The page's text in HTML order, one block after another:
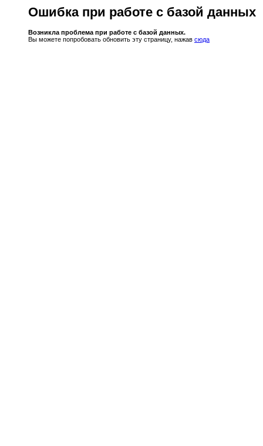
Ошибка при работе с базой данных
Возникла проблема при работе с базой данных.
Вы можете попробовать обновить эту страницу, нажав сюда